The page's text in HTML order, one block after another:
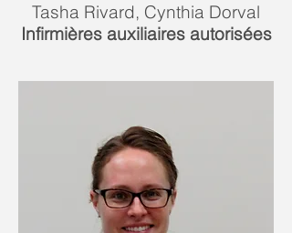
Tasha Rivard, Cynthia Dorval
Infirmières auxiliaires autorisées